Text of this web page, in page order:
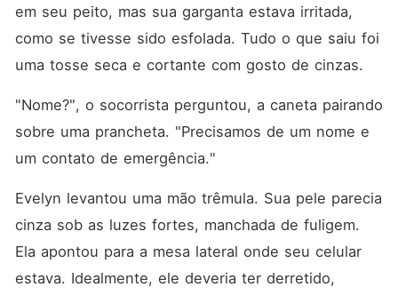
Naquela noite, transferi 20
com a observação:
"Reembolso por 3 anos de
hospedagem e alimentação.
aliança de cinco quilates na
porta. Ele queria uma esposa
em seu peito, mas sua garganta estava irritada,
como se tivesse sido esfolada. Tudo o que saiu foi
uma tosse seca e cortante com gosto de cinzas.
"Nome?", o socorrista perguntou, a caneta pairando
sobre uma prancheta. "Precisamos de um nome e
um contato de emergência."
Evelyn levantou uma mão trêmula. Sua pele parecia
cinza sob as luzes fortes, manchada de fuligem.
Ela apontou para a mesa lateral onde seu celular
estava. Idealmente, ele deveria ter derretido,